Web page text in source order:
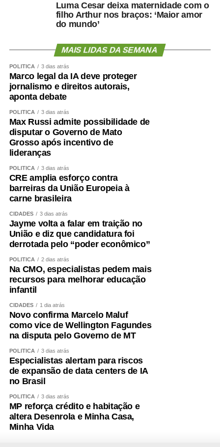
Luma Cesar deixa maternidade com o
filho Arthur nos braços: ‘Maior amor
do mundo’
MAIS LIDAS DA SEMANA
POLÍTICA 3 dias atrás
Marco legal da IA deve proteger
jornalismo e direitos autorais,
aponta debate
POLÍTICA 3 dias atrás
Max Russi admite possibilidade de
disputar o Governo de Mato
Grosso após incentivo de
lideranças
POLÍTICA 3 dias atrás
CRE amplia esforço contra
barreiras da União Europeia à
carne brasileira
CIDADES 3 dias atrás
Jayme volta a falar em traição no
União e diz que candidatura foi
derrotada pelo “poder econômico”
POLÍTICA 2 dias atrás
Na CMO, especialistas pedem mais
recursos para melhorar educação
infantil
CIDADES 1 dia atrás
Novo confirma Marcelo Maluf
como vice de Wellington Fagundes
na disputa pelo Governo de MT
POLÍTICA 3 dias atrás
Especialistas alertam para riscos
de expansão de data centers de IA
no Brasil
POLÍTICA 3 dias atrás
MP reforça crédito e habitação e
altera Desenrola e Minha Casa,
Minha Vida